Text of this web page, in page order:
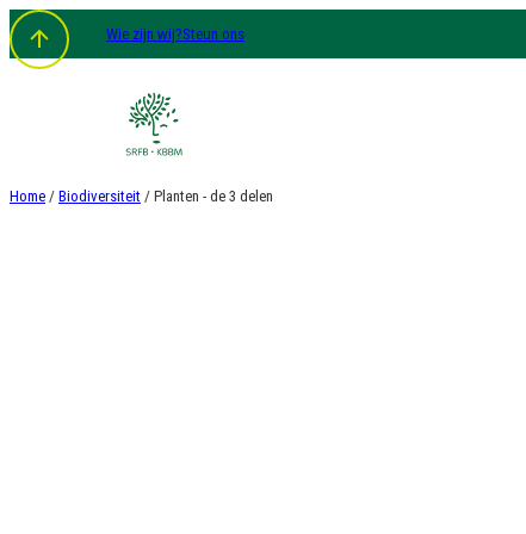
Spring
naar
de
Wie zijn wij?Steun ons
Home / Biodiversiteit / Planten - de 3 delen